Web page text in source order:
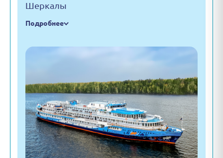
Шеркалы
Подробнее